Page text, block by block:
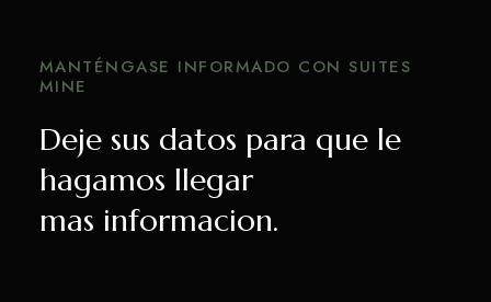
MANTÉNGASE INFORMADO CON SUITES
MINE
Deje sus datos para que le
hagamos llegar
mas informacion.